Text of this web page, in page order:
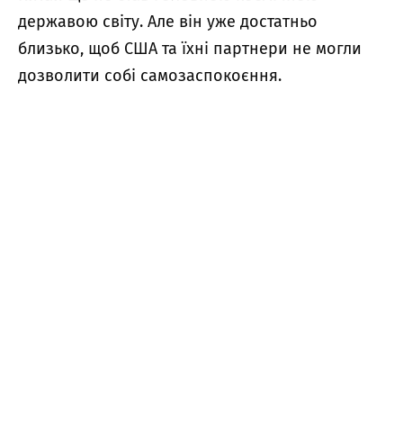
державою світу. Але він уже достатньо
близько, щоб США та їхні партнери не могли
дозволити собі самозаспокоєння.